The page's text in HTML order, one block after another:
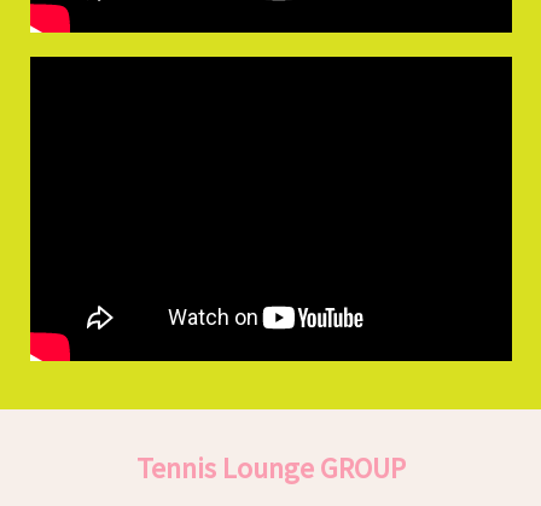
Tennis Lounge GROUP